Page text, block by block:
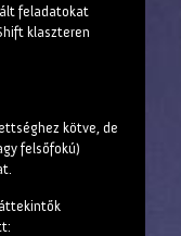
feladatokat
klaszteren
kötve, de
felsőfokú)